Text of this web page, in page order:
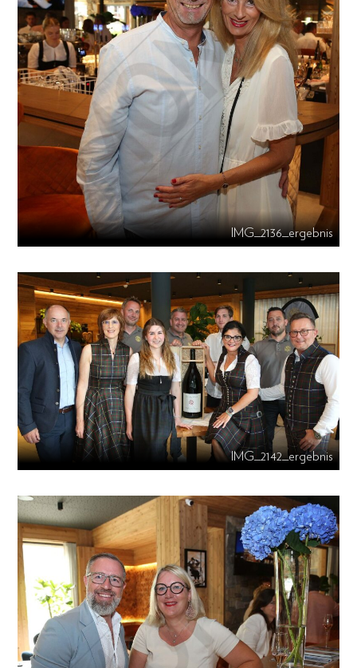
IMG_2136_ergebnis
IMG_2142_ergebnis